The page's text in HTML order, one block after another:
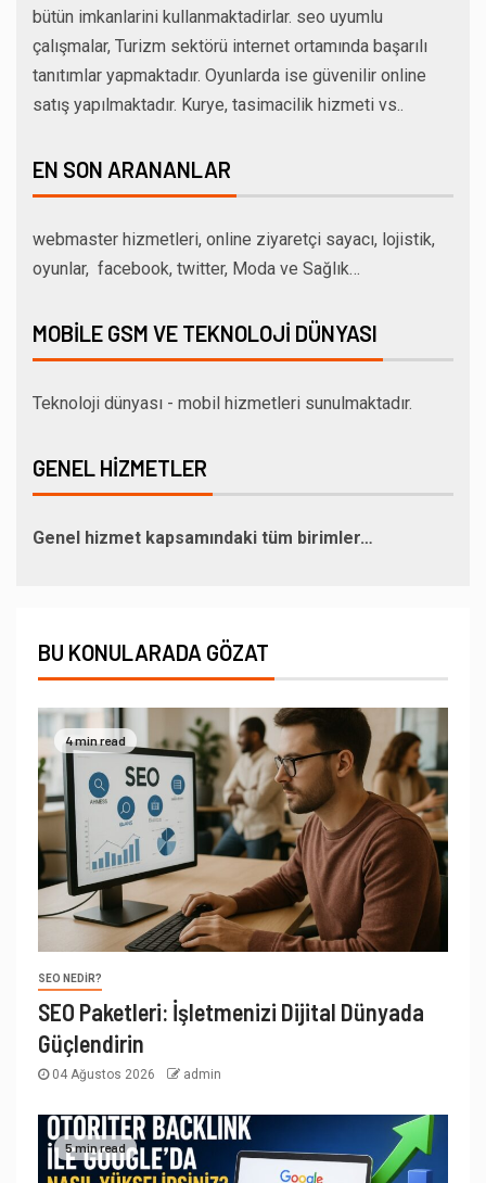
bütün imkanlarini kullanmaktadirlar. seo uyumlu
çalışmalar, Turizm sektörü internet ortamında başarılı
tanıtımlar yapmaktadır. Oyunlarda ise güvenilir online
satış yapılmaktadır. Kurye, tasimacilik hizmeti vs..
EN SON ARANANLAR
webmaster hizmetleri, online ziyaretçi sayacı, lojistik,
oyunlar, facebook, twitter, Moda ve Sağlık…
MOBILE GSM VE TEKNOLOJI DÜNYASI
Teknoloji dünyası - mobil hizmetleri sunulmaktadır.
GENEL HIZMETLER
Genel hizmet kapsamındaki tüm birimler…
BU KONULARADA GÖZAT
4 min read
SEO NEDIR?
SEO Paketleri: İşletmenizi Dijital Dünyada
Güçlendirin
04 Ağustos 2026 admin
5 min read